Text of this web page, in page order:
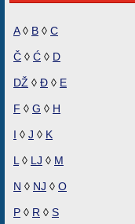
A◊ B ◊ C
Č ◊ Ć ◊ D
DŽ ◊ Đ ◊ E
F ◊ G ◊ H
I ◊ J ◊ K
L ◊ LJ ◊ M
N ◊ NJ ◊ O
P ◊ R ◊ S